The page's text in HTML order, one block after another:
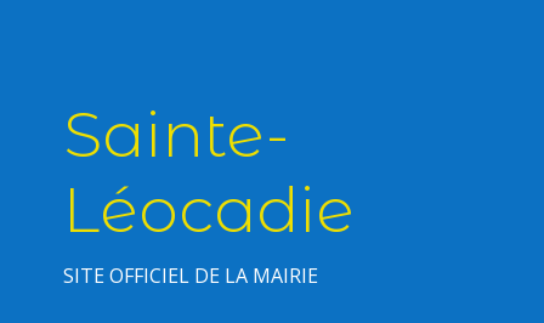
Sainte-
Léocadie
SITE OFFICIEL DE LA MAIRIE